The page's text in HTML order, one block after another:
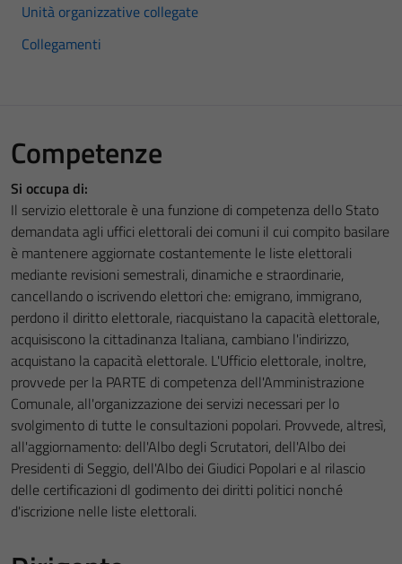
Unità organizzative collegate
Collegamenti
Competenze
Si occupa di:
Il servizio elettorale è una funzione di competenza dello Stato
demandata agli uffici elettorali dei comuni il cui compito basilare
è mantenere aggiornate costantemente le liste elettorali
mediante revisioni semestrali, dinamiche e straordinarie,
cancellando o iscrivendo elettori che: emigrano, immigrano,
perdono il diritto elettorale, riacquistano la capacità elettorale,
acquisiscono la cittadinanza Italiana, cambiano l'indirizzo,
acquistano la capacità elettorale. L'Ufficio elettorale, inoltre,
provvede per la PARTE di competenza dell'Amministrazione
Comunale, all'organizzazione dei servizi necessari per lo
svolgimento di tutte le consultazioni popolari. Provvede, altresì,
all'aggiornamento: dell'Albo degli Scrutatori, dell'Albo dei
Presidenti di Seggio, dell'Albo dei Giudici Popolari e al rilascio
delle certificazioni dl godimento dei diritti politici nonché
d'iscrizione nelle liste elettorali.